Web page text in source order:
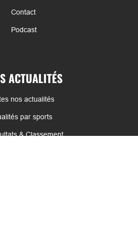
Contact
Podcast
ACTUALITÉS
nos actualités
par sports
& Classement